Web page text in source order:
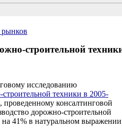
строительной
исследованию
техники в 2005-
проведенному консалтинговой
дорожно-строительной
41% в натуральном